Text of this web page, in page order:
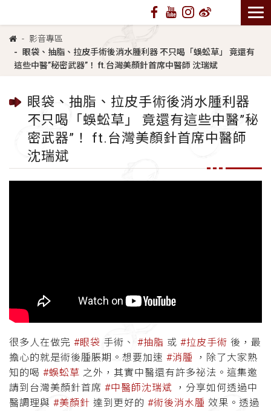
影音專區
眼袋、抽脂、拉皮手術後消水腫利器 不只喝「蜈蚣草」 竟還有
這些中醫”秘密武器”！ ft.台灣美顏針首席中醫師 沈瑞斌
眼袋、抽脂、拉皮手術後消水腫利器
不只喝「蜈蚣草」 竟還有這些中醫”秘
密武器”！ ft.台灣美顏針首席中醫師
沈瑞斌
很多人在做完 #眼袋 手術、 #抽脂 或 #拉皮手術 後，最
擔心的就是術後腫脹期。想要加速 #消腫
，除了大家熟
知的喝 #蜈蚣草 之外，其實中醫還有許多祕法。這集邀
請到台灣美顏針首席 #中醫師沈瑞斌 ，分享如何透過中
醫調理與 #美顏針 達到更好的 #術後消水腫 效果。透過